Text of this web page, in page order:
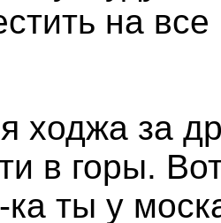
на все
ходжа за
в горы.
ты у